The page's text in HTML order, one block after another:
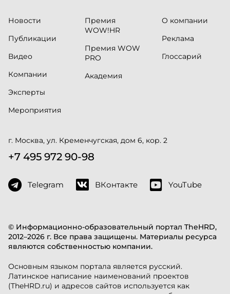
© Информационно-образовательный портал TheHRD,
2012–2026 г. Все права защищены. Материалы ресурса
являются собственностью компании.
Основным языком портала является русский.
Латинское написание наименований проектов
(TheHRD.ru) и адресов сайтов используется как
Новости
Публикации
Видео
Компании
Эксперты
Мероприятия
Премия
WOW!HR
Премия WOW
PRO
Академия
О компании
Реклама
Глоссарий
г. Москва, ул. Кременчугская, дом 6, кор. 2
+7 495 972 90-98
Telegram ВКонтакте YouTube